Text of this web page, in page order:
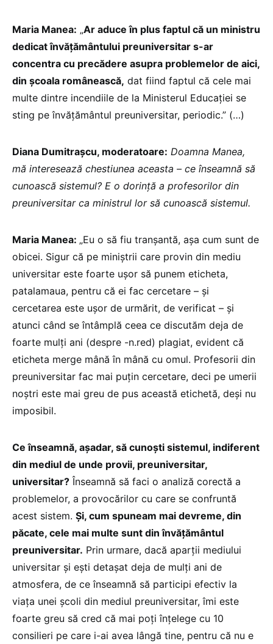
Maria Manea: „Ar aduce în plus faptul că un ministru
dedicat învățământului preuniversitar s-ar
concentra cu precădere asupra problemelor de aici,
din școala românească, dat fiind faptul că cele mai
multe dintre incendiile de la Ministerul Educației se
sting pe învățământul preuniversitar, periodic.” (…)
Diana Dumitrașcu, moderatoare: Doamna Manea,
mă interesează chestiunea aceasta – ce înseamnă să
cunoască sistemul? E o dorință a profesorilor din
preuniversitar ca ministrul lor să cunoască sistemul.
Maria Manea: „Eu o să fiu tranșantă, așa cum sunt de
obicei. Sigur că pe miniștrii care provin din mediu
universitar este foarte ușor să punem eticheta,
patalamaua, pentru că ei fac cercetare – și
cercetarea este ușor de urmărit, de verificat – și
atunci când se întâmplă ceea ce discutăm deja de
foarte mulți ani (despre -n.red) plagiat, evident că
eticheta merge mână în mână cu omul. Profesorii din
preuniversitar fac mai puțin cercetare, deci pe umerii
noștri este mai greu de pus această etichetă, deși nu
imposibil.
Ce înseamnă, așadar, să cunoști sistemul, indiferent
din mediul de unde provii, preuniversitar,
universitar? Înseamnă să faci o analiză corectă a
problemelor, a provocărilor cu care se confruntă
acest sistem. Și, cum spuneam mai devreme, din
păcate, cele mai multe sunt din învățământul
preuniversitar. Prin urmare, dacă aparții mediului
universitar și ești detașat deja de mulți ani de
atmosfera, de ce înseamnă să participi efectiv la
viața unei școli din mediul preuniversitar, îmi este
foarte greu să cred că mai poți înțelege cu 10
consilieri pe care i-ai avea lângă tine, pentru că nu e